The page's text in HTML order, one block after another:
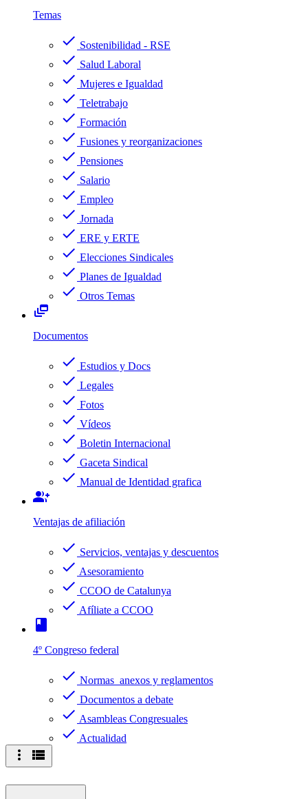
Temas
check Sostenibilidad - RSE
check Salud Laboral
check Mujeres e Igualdad
check Teletrabajo
check Formación
check Fusiones y reorganizaciones
check Pensiones
check Salario
check Empleo
check Jornada
check ERE y ERTE
check Elecciones Sindicales
check Planes de Igualdad
check Otros Temas
dynamic_feed
Documentos
check Estudios y Docs
check Legales
check Fotos
check Vídeos
check Boletin Internacional
check Gaceta Sindical
check Manual de Identidad grafica
group_add
Ventajas de afiliación
check Servicios, ventajas y descuentos
check Asesoramiento
check CCOO de Catalunya
check Afíliate a CCOO
book
4º Congreso federal
check Normas anexos y reglamentos
check Documentos a debate
check Asambleas Congresuales
check Actualidad
more_vert view_list